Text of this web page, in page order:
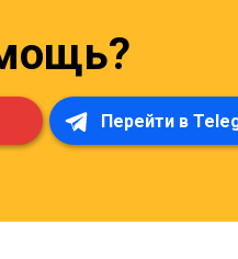
Перейти в